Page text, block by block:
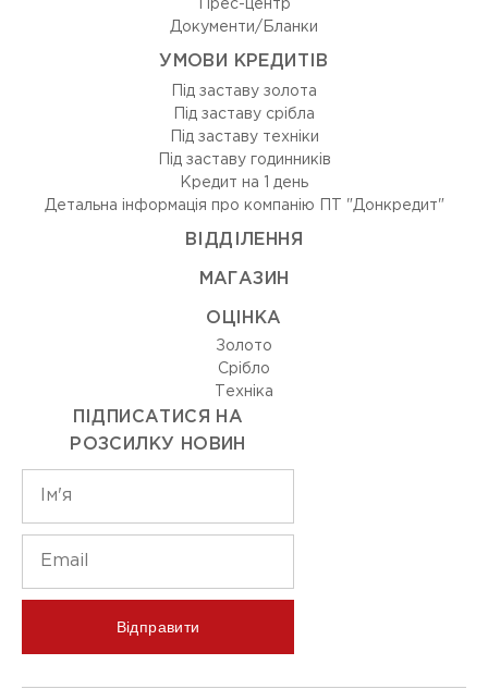
Прес-центр
Документи/Бланки
УМОВИ КРЕДИТІВ
Під заставу золота
Під заставу срібла
Під заставу техніки
Під заставу годинників
Кредит на 1 день
Детальна інформація про компанію ПТ "Донкредит"
ВIДДIЛЕННЯ
МАГАЗИН
ОЦIНКА
Золото
Срiбло
Технiка
ПІДПИСАТИСЯ НА
РОЗСИЛКУ НОВИН
Відправити